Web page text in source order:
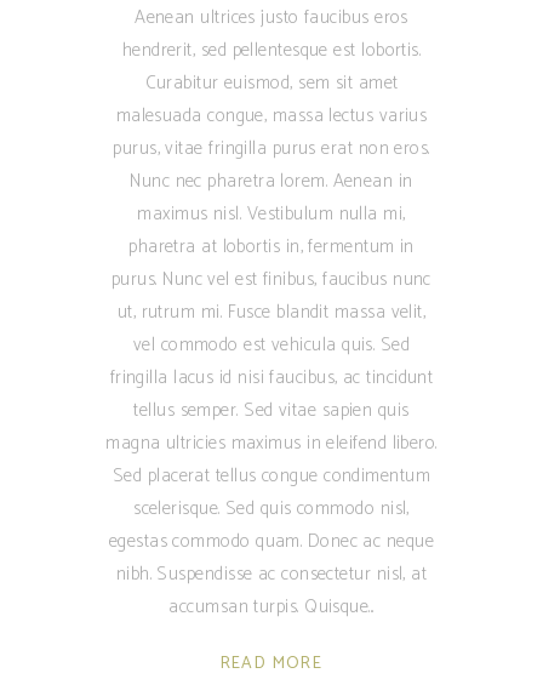
Aenean ultrices justo faucibus eros
hendrerit, sed pellentesque est lobortis.
Curabitur euismod, sem sit amet
malesuada congue, massa lectus varius
purus, vitae fringilla purus erat non eros.
Nunc nec pharetra lorem. Aenean in
maximus nisl. Vestibulum nulla mi,
pharetra at lobortis in, fermentum in
purus. Nunc vel est finibus, faucibus nunc
ut, rutrum mi. Fusce blandit massa velit,
vel commodo est vehicula quis. Sed
fringilla lacus id nisi faucibus, ac tincidunt
tellus semper. Sed vitae sapien quis
magna ultricies maximus in eleifend libero.
Sed placerat tellus congue condimentum
scelerisque. Sed quis commodo nisl,
egestas commodo quam. Donec ac neque
nibh. Suspendisse ac consectetur nisl, at
accumsan turpis. Quisque
READ MORE